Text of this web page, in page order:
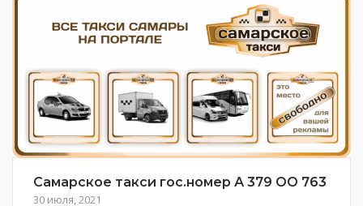
Самарское такси гос.номер А 379 ОО 763
30 июля, 2021